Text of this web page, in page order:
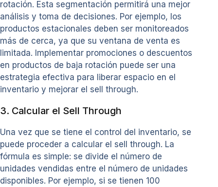
rotación. Esta segmentación permitirá una mejor
análisis y toma de decisiones. Por ejemplo, los
productos estacionales deben ser monitoreados
más de cerca, ya que su ventana de venta es
limitada. Implementar promociones o descuentos
en productos de baja rotación puede ser una
estrategia efectiva para liberar espacio en el
inventario y mejorar el sell through.
3. Calcular el Sell Through
Una vez que se tiene el control del inventario, se
puede proceder a calcular el sell through. La
fórmula es simple: se divide el número de
unidades vendidas entre el número de unidades
disponibles. Por ejemplo, si se tienen 100